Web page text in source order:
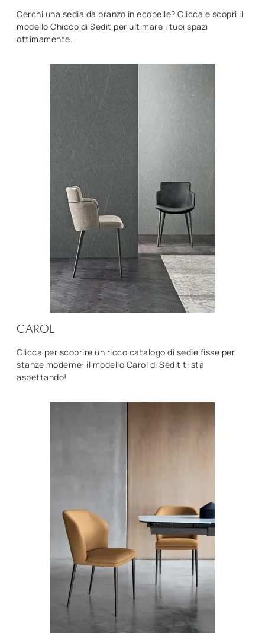
Cerchi una sedia da pranzo in ecopelle? Clicca e scopri il
modello Chicco di Sedit per ultimare i tuoi spazi
ottimamente.
CAROL
Clicca per scoprire un ricco catalogo di sedie fisse per
stanze moderne: il modello Carol di Sedit ti sta
aspettando!